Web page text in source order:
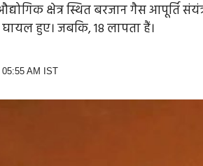
क्षेत्र स्थित बरजान गैस आपूर्ति
हुए। जबकि, 18 लापता हैं।
AM IST